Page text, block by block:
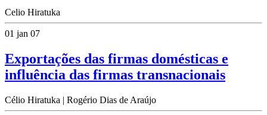
Celio Hiratuka
01 jan 07
Exportações das firmas domésticas e
influência das firmas transnacionais
Célio Hiratuka | Rogério Dias de Araújo